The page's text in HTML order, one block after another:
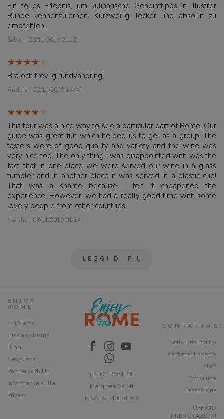
Ein tolles Erlebnis, um kulinarische Geheimtipps in illustrer
Runde kennenzulernen. Kurzweilig, lecker und absolut zu
empfehlen!
Sylvia - 23/11/2019 21:12
Bra och trevlig rundvandring!
Anders - 22/11/2019 14:46
This tour was a nice way to see a particular part of Rome. Our
guide was great fun which helped us to gel as a group. The
tasters were of good quality and variety and the wine was
very nice too. The only thing I was disappointed with was the
fact that in one place we were served our wine in a glass
tumbler and in another place it was served in a plastic cup!
That was a shame because I felt it cheapened the
experience. However, we had a really good time with some
lovely people from other countries.
Natalie - 08/11/2019 01:14
LEGGI DI PIÙ
ENJOY
ROME
Chi Siamo
Guida di Roma
Blog
Newsletter
Partner with Us
Informativa sulla
Privacy
ENJOY ROME di
Marghera 8a Srl
P.IVA 07340891006
CONTATTACI
Scrivi una mail o
contatta il nostro
staff
Scrivi una
recensione
UFFICIO
PRENOTAZIONI